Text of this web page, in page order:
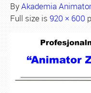
ByAkademia
Full size is 920 × 600